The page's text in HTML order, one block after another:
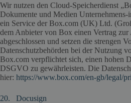
Wir nutzen den Cloud-Speicherdienst
Dokumente und Medien
ein Service der Box.com (UK) Ltd.
dem Anbieter von Box einen Vertrag zur
abgeschlossen und setzen die strengen
Datenschutzbehörden bei der Nutzung
Box.com verpflichtet sich, einen hohen
DSGVO zu gewährleisten. Die
hier: https://www.box.com/en-gb/legal/
20. Docusign